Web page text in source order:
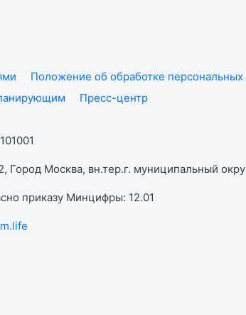
Положение об обработке
Пресс-центр
Город Москва, вн.тер.г. муниципальный
приказу Минцифры: 12.01